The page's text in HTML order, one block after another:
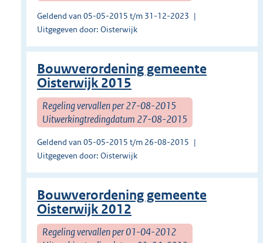
Geldend van 05-05-2015 t/m 31-12-2023
Uitgegeven door: Oisterwijk
Bouwverordening gemeente
Oisterwijk 2015
Regeling vervallen per 27-08-2015
Uitwerkingtredingdatum 27-08-2015
Geldend van 05-05-2015 t/m 26-08-2015
Uitgegeven door: Oisterwijk
Bouwverordening gemeente
Oisterwijk 2012
Regeling vervallen per 01-04-2012